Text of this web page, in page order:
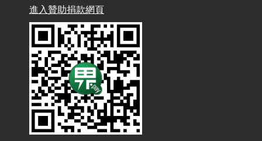
進入贊助捐款網頁